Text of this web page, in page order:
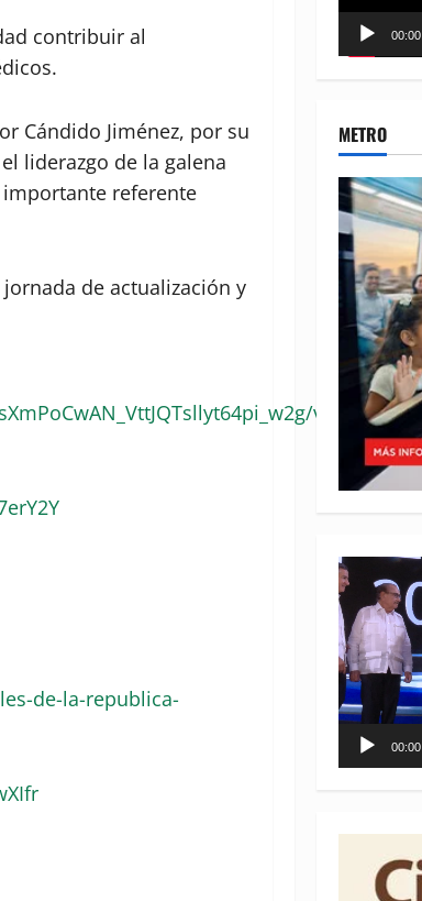
contribuir al
Cándido Jiménez, por su
liderazgo de la galena
importante referente
de actualización y
viewform?
de-la-republica-
00:00
METRO
de
vídeo
00:00